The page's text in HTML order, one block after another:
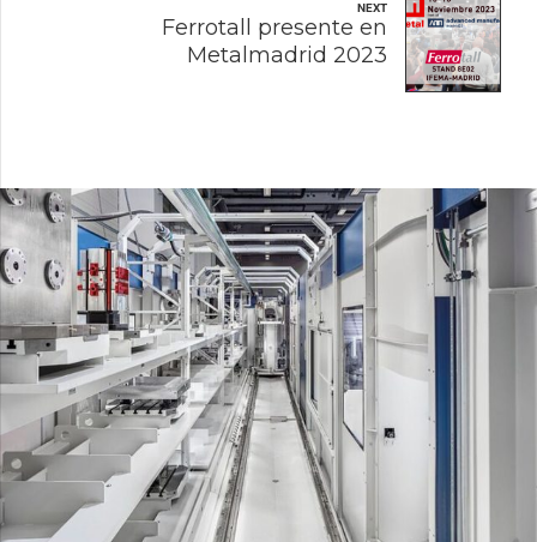
NEXT
Ferrotall presente en
Metalmadrid 2023